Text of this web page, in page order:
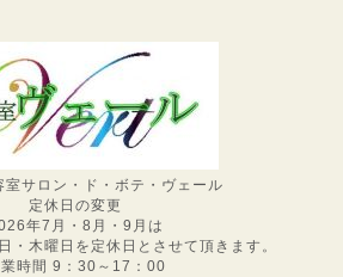
室サロン・ド・ボテ・ヴェール
定休日の変更
年7月・8月・9月は
・木曜日を定休日とさせて頂きます。
時間 9：30～17：00